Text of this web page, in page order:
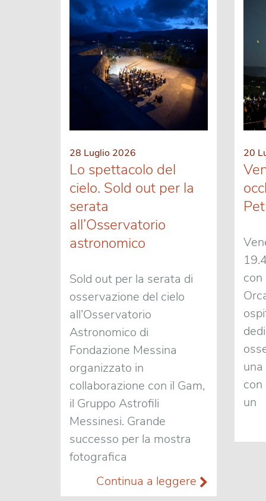
28 Luglio 2026
Lo spettacolo del
cielo. Sold out per la
serata
all’Osservatorio
astronomico
Sold out per la serata di
osservazione del cielo
all’Osservatorio
Astronomico di
Fondazione Messina
organizzato in
collaborazione con il Gam,
il Gruppo Astrofili
Messinesi. Grande
successo per la mostra
fotografica
Continua a leggere
20
con
un